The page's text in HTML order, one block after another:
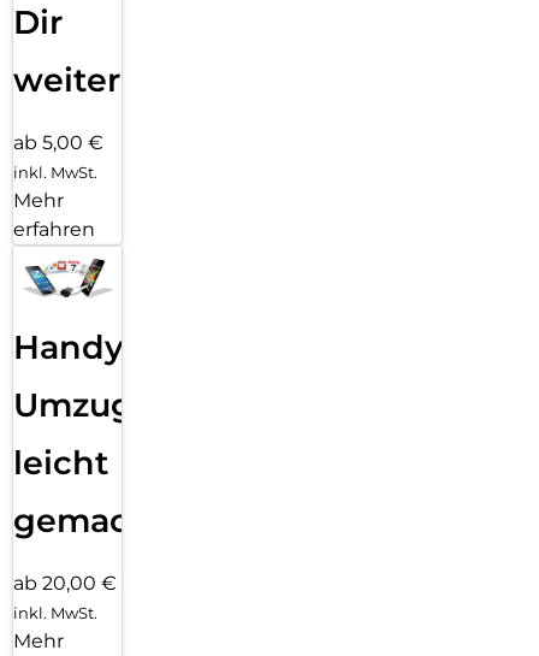
Dir
weiter
ab 5,00 €
inkl. MwSt.
Mehr
erfahren
Handy
Umzug
leicht
gemacht!
ab 20,00 €
inkl. MwSt.
Mehr